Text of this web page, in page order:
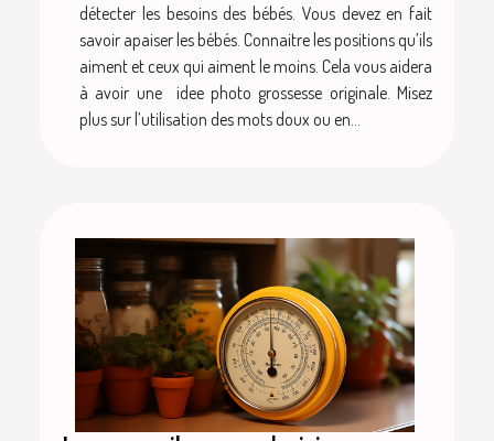
détecter les besoins des bébés. Vous devez en fait
savoir apaiser les bébés. Connaitre les positions qu’ils
aiment et ceux qui aiment le moins. Cela vous aidera
à avoir une idee photo grossesse originale. Misez
plus sur l’utilisation des mots doux ou en...